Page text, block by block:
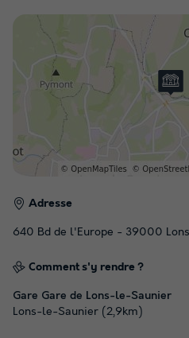
Adresse
640 Bd de l'Europe - 39000
Comment s'y rendre ?
Gare Gare de Lons-le-Saunier
Lons-le-Saunier (2,9km)